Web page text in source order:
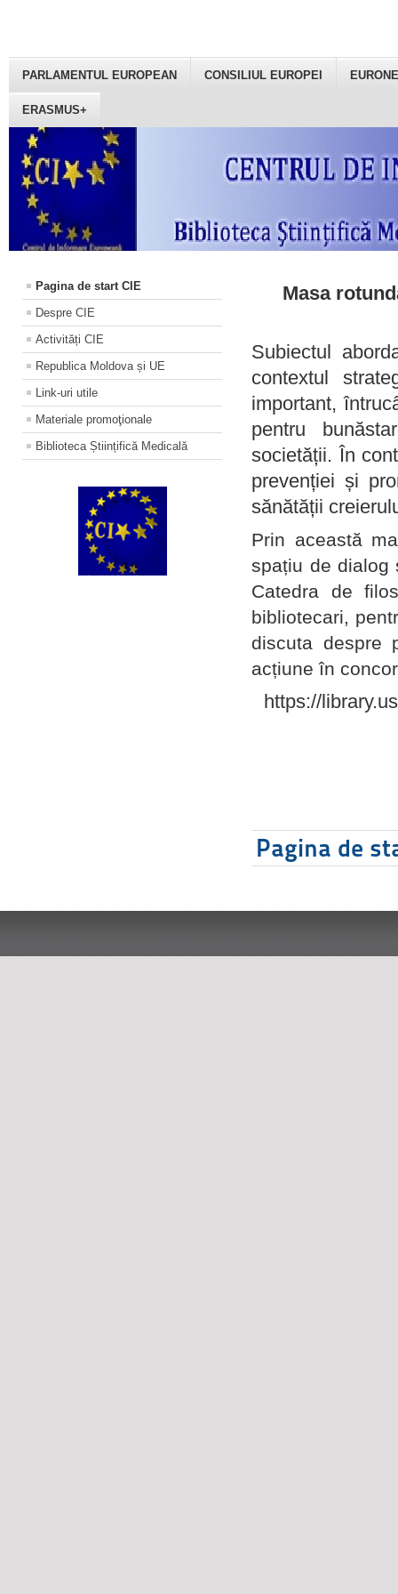
PARLAMENTUL EUROPEAN CONSILIUL EUROPEI
ERASMUS+
Pagina de start CIE
Despre CIE
Activități CIE
Republica Moldova și UE
Link-uri utile
Materiale promoţionale
Biblioteca Științifică Medicală
Masa
Subiectul
contextul
important,
pentru
societății. În
prevenției și
sănătății
Prin această
spațiu de dialog
Catedra de
bibliotecari,
discuta despre
acțiune în
https://
Pagina de